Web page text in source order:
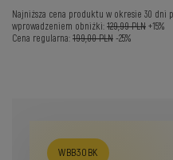
Najniższa cena produktu w okresie 30 dni
wprowadzeniem obniżki: 129,99 PLN +15%
Cena regularna: 199,00 PLN -25%
WBB30BK